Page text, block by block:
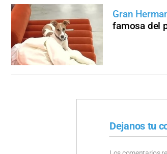
Gran
famosa del
Dejanos tu